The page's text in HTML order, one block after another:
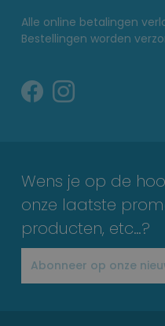
Alle online betalingen
Bestellingen worden
Wens je op de
onze laatste
producten, etc…?